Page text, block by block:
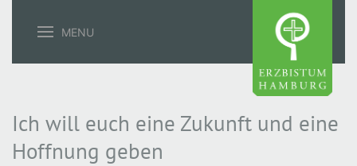
MENU
Ich will euch eine Zukunft und eine
Hoffnung geben